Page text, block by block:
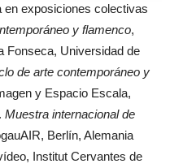
en exposiciones colectivas
y flamenco,
Fonseca, Universidad de
de arte contemporáneo y
y Espacio Escala,
Muestra internacional de
Berlín, Alemania
Institut Cervantes de